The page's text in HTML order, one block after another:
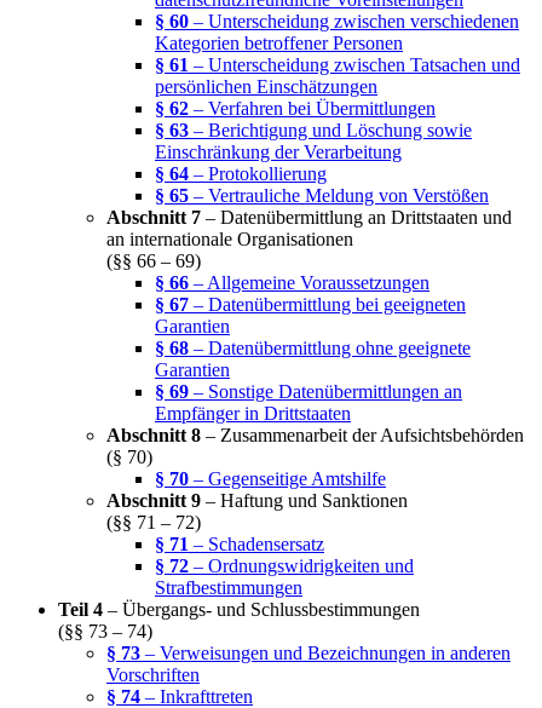
§ 60 – Unterscheidung zwischen verschiedenen
Kategorien betroffener Personen
§ 61 – Unterscheidung zwischen Tatsachen und
persönlichen Einschätzungen
§ 62 – Verfahren bei Übermittlungen
§ 63 – Berichtigung und Löschung sowie
Einschränkung der Verarbeitung
§ 64 – Protokollierung
§ 65 – Vertrauliche Meldung von Verstößen
Abschnitt 7 – Datenübermittlung an Drittstaaten und
an internationale Organisationen
(§§ 66 – 69)
§ 66 – Allgemeine Voraussetzungen
§ 67 – Datenübermittlung bei geeigneten
Garantien
§ 68 – Datenübermittlung ohne geeignete
Garantien
§ 69 – Sonstige Datenübermittlungen an
Empfänger in Drittstaaten
Abschnitt 8 – Zusammenarbeit der Aufsichtsbehörden
(§ 70)
§ 70 – Gegenseitige Amtshilfe
Abschnitt 9 – Haftung und Sanktionen
(§§ 71 – 72)
§ 71 – Schadensersatz
§ 72 – Ordnungswidrigkeiten und
Strafbestimmungen
Teil 4 – Übergangs- und Schlussbestimmungen
(§§ 73 – 74)
§ 73 – Verweisungen und Bezeichnungen in anderen
Vorschriften
§ 74 – Inkrafttreten